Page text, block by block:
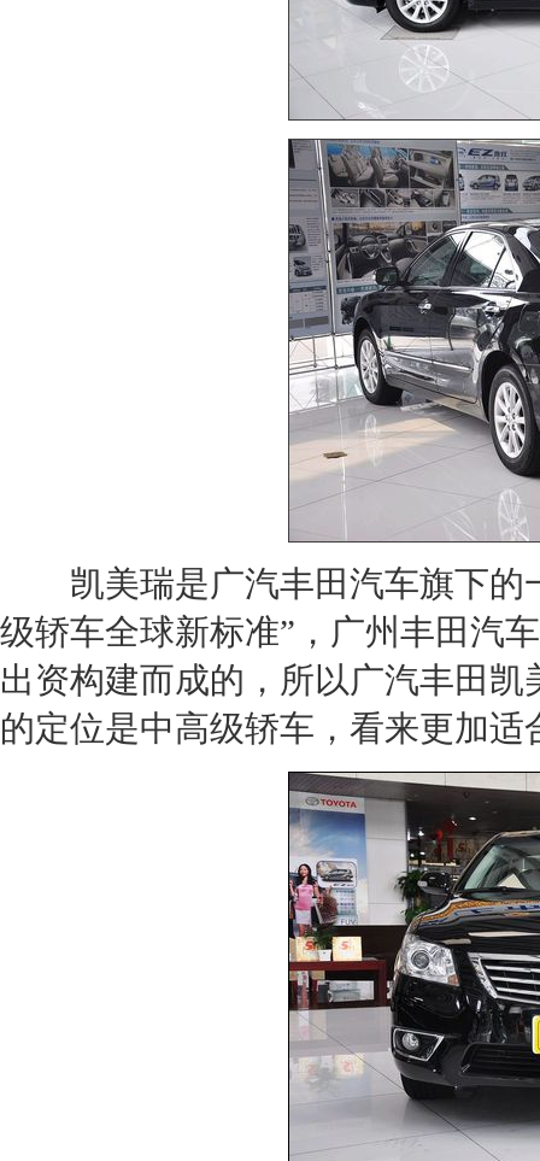
凯美瑞是广汽丰田汽车旗下的
级轿车全球新标准”，广州丰田汽
出资构建而成的，所以广汽丰田
的定位是中高级轿车，看来更加适